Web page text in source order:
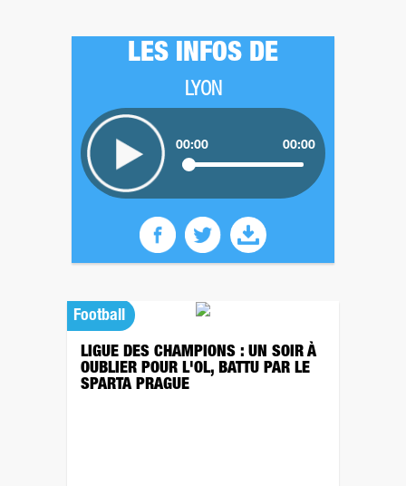
LES INFOS DE
LYON
00:00 00:00
Football
LIGUE DES CHAMPIONS : UN SOIR À
OUBLIER POUR L'OL, BATTU PAR LE
SPARTA PRAGUE